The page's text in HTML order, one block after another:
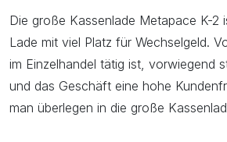
Die große Kassenlade Metapace K-2
Lade mit viel Platz für Wechselgeld.
im Einzelhandel tätig ist, vorwiegend
und das Geschäft eine hohe
man überlegen in die große